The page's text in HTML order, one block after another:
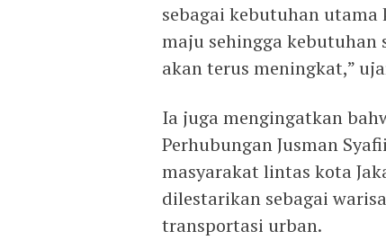
sebagai kebutuhan utama
maju sehingga kebutuhan
akan terus meningkat,”
Ia juga mengingatkan
Perhubungan Jusman
masyarakat lintas kota
dilestarikan sebagai
transportasi urban.